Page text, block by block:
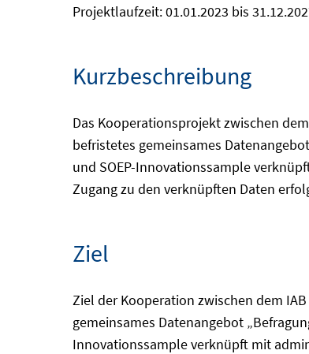
Projektlaufzeit: 01.01.2023 bis
Kurzbeschreibung
Das Kooperationsprojekt zwischen
befristetes gemeinsames
und SOEP-Innovationssample
Zugang zu den verknüpften Daten
Ziel
Ziel der Kooperation zwischen dem
gemeinsames Datenangebot
Innovationssample verknüpft mit